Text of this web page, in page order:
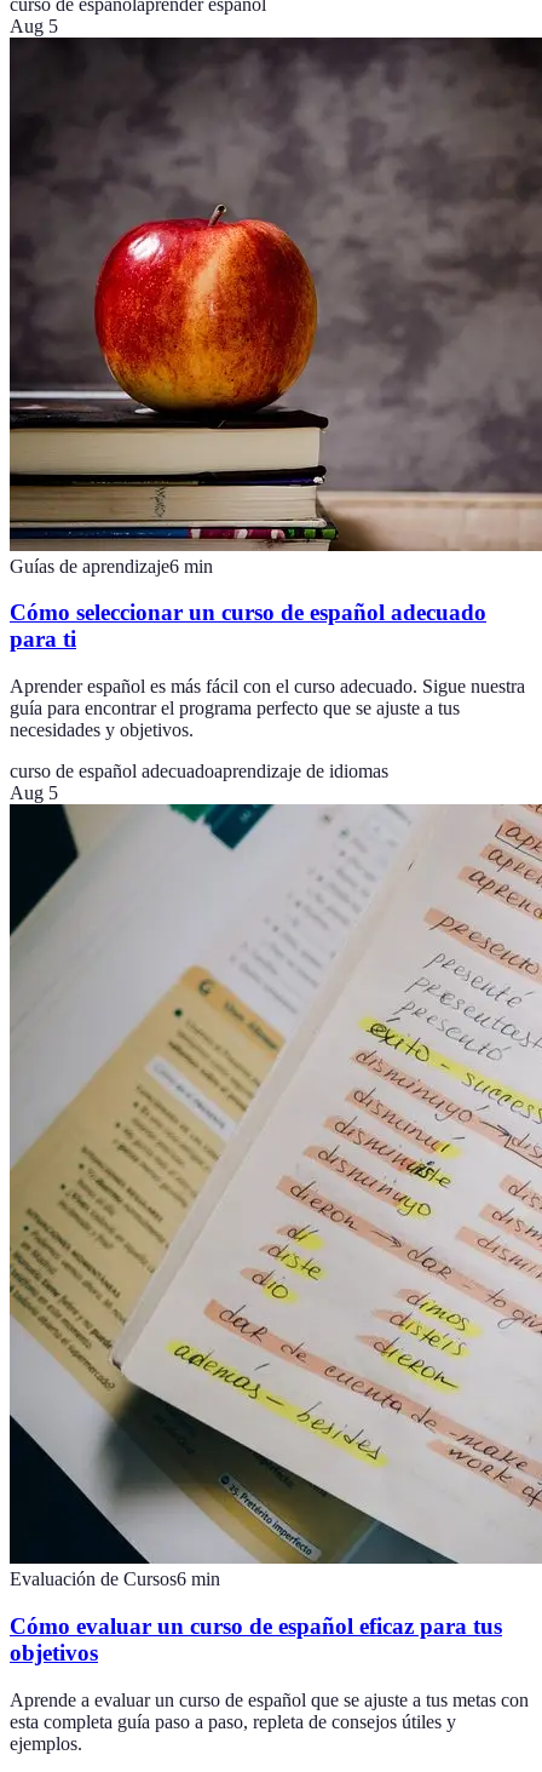
Aug 5
Guías de aprendizaje6 min
Cómo seleccionar un curso de español adecuado
para ti
Aprender español es más fácil con el curso adecuado. Sigue nuestra
guía para encontrar el programa perfecto que se ajuste a tus
necesidades y objetivos.
curso de español adecuadoaprendizaje de idiomas
Aug 5
Evaluación de Cursos6 min
Cómo evaluar un curso de español eficaz para tus
objetivos
Aprende a evaluar un curso de español que se ajuste a tus metas con
esta completa guía paso a paso, repleta de consejos útiles y
ejemplos.